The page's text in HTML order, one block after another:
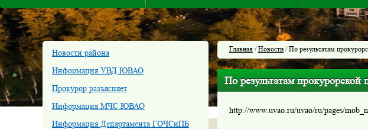
Новости района
Информация УВД ЮВАО
Прокурор разъясняет
Информация МЧС ЮВАО
Информация Департамента ГОЧСиПБ
Главная /Новости/ По результатам
По результатам
http://www.uvao.ru/uvao/ru/pages/